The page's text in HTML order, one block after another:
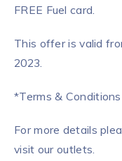
FREE Fuel card.
This offer is valid
2023.
*Terms &
For more details
visit our outlets.